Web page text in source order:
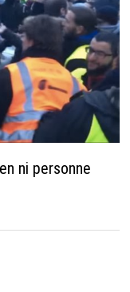
ni personne